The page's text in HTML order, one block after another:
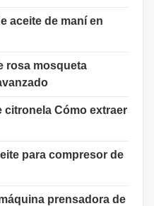
aceite de maní en
rosa mosqueta
citronela Cómo extraer
para compresor de
prensadora de